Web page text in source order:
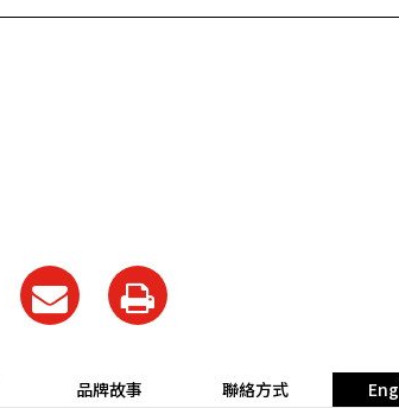
品牌故事 聯絡方式